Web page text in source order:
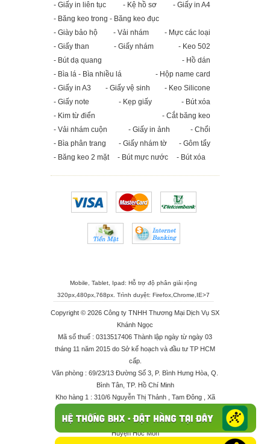
- Giấy in liên tục
- Kệ hồ sơ
- Giấy in A4
- Băng keo trong - Băng keo đục
- Giày bảo hộ
- Vải nhám
- Mực các loại
- Giấy than
- Giấy nhám
- Keo 502
- Bút dạ quang
- Hồ dán
- Bìa lá - Bìa nhiều lá
- Hộp name card
- Giấy in A3
- Giấy vệ sinh
- Keo Silicone
- Giấy note
- Kẹp giấy
- Bút xóa
- Kim từ điển
- Cắt băng keo
- Vải nhám cuộn
- Giấy in ảnh
- Chổi
- Bìa phân trang
- Giấy nhám tờ
- Gôm tẩy
- Băng keo 2 mặt
- Bút mực nước - Bút xóa
Mobile, Tablet, Ipad: Hỗ trợ độ phân giải rộng
320px,480px,768px. Trình duyệt: Firefox Chrome IE>7
Copyright © 2026 Công ty TNHH Thương Mại Dịch Vụ SX
Khánh Ngọc
Mã số thuế : 0313517406 Thành lập ngày từ ngày 03
tháng 11 năm 2015 do Sở kế hoạch và đầu tư TP HCM
cấp.
Văn phòng : 69/23/13 Đường Số 3, P. Bình Hưng Hòa, Q.
Bình Tân, TP. Hồ Chí Minh
Kho hàng 1 : 310/6 Nguyễn Thị Thảnh , Tam Đông , Xã
Kho hàng 2 : 68/2X Ấp Đông 1 , Xã Thới Tam Thôn ,
Huyện Hóc Môn